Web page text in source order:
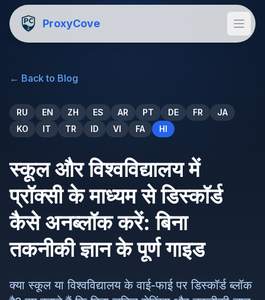
ProxyCove
← Back to Blog
RU EN ZH ES AR PT DE FR
JA
KO
IT TR ID VI FA HI
स्कूल और विश्वविद्यालय में
प्रॉक्सी के माध्यम से डिस्कॉर्ड
कैसे अनब्लॉक करें: बिना
तकनीकी ज्ञान के पूर्ण गाइड
क्या स्कूल या विश्वविद्यालय के वाई-फाई पर डिस्कॉर्ड ब्लॉक